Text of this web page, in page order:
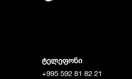
ტელეფონი
+995 592 81 82 21